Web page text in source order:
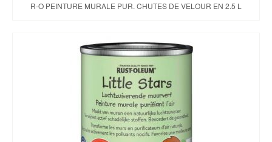
R-O PEINTURE MURALE PUR. CHUTES DE VELOUR EN 2.5 L